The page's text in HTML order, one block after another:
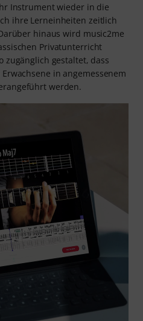
Instrument wieder in die
ihre Lerneinheiten zeitlich
hinaus wird music2me
Privatunterricht
zugänglich gestaltet, dass
in angemessenem
werden.